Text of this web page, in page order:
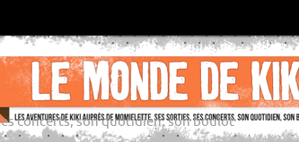
concerts, son quotidien, son boulot